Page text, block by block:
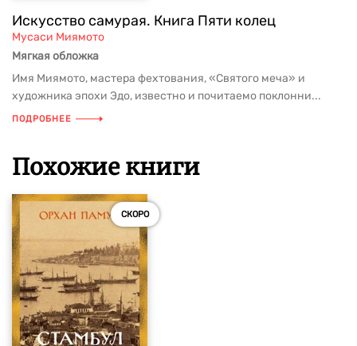
Искусство самурая. Книга Пяти колец
Мусаси Миямото
Мягкая обложка
Имя Миямото, мастера фехтования, «Святого меча» и
художника эпохи Эдо, известно и почитаемо поклонни...
ПОДРОБНЕЕ
Похожие книги
СКОРО